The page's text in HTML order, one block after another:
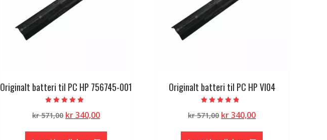
Originalt batteri til PC HP 756745-001
5.00
av 5
kr571,00 Opprinnelig
var:
kr340,00Nåværende
Originalt batteri til PC HP VI04
4.50
av 5
kr571,00 Opprinnelig
var:
kr340,00Nåværende